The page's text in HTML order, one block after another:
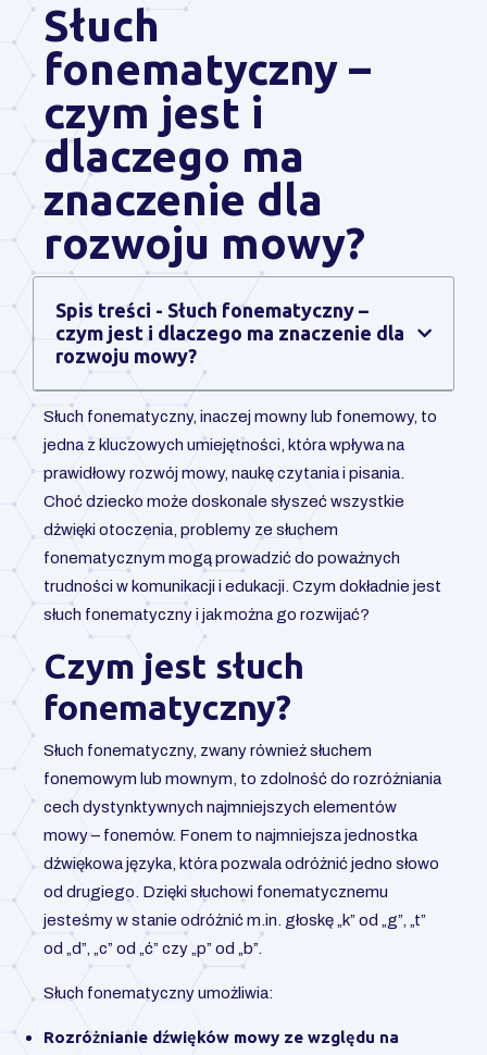
Słuch
fonematyczny –
czym jest i
dlaczego ma
znaczenie dla
rozwoju mowy?
Spis treści - Słuch fonematyczny –
czym jest i dlaczego ma znaczenie dla
rozwoju mowy?
Słuch fonematyczny, inaczej mowny lub fonemowy, to
jedna z kluczowych umiejętności, która wpływa na
prawidłowy rozwój mowy, naukę czytania i pisania.
Choć dziecko może doskonale słyszeć wszystkie
dźwięki otoczenia, problemy ze słuchem
fonematycznym mogą prowadzić do poważnych
trudności w komunikacji i edukacji. Czym dokładnie jest
słuch fonematyczny i jak można go rozwijać?
Czym jest słuch
fonematyczny?
Słuch fonematyczny, zwany również słuchem
fonemowym lub mownym, to zdolność do rozróżniania
cech dystynktywnych najmniejszych elementów
mowy – fonemów. Fonem to najmniejsza jednostka
dźwiękowa języka, która pozwala odróżnić jedno słowo
od drugiego. Dzięki słuchowi fonematycznemu
jesteśmy w stanie odróżnić m.in. głoskę „k” od „g”, „t”
od „d”, „c” od „ć” czy „p” od „b”.
Słuch fonematyczny umożliwia:
Rozróżnianie dźwięków mowy ze względu na